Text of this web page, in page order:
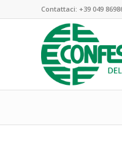
Contattaci: +39 049